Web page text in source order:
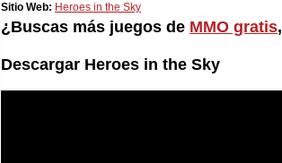
Sitio Web: Heroes in the Sky
¿Buscas más juegos de MMO gratis,
Descargar Heroes in the Sky